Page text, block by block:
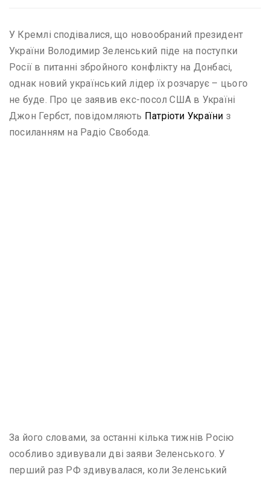
У Кремлі сподівалися, що новообраний президент
України Володимир Зеленський піде на поступки
Росії в питанні збройного конфлікту на Донбасі,
однак новий український лідер їх розчарує – цього
не буде. Про це заявив екс-посол США в Україні
Джон Гербст, повідомляють Патріоти України з
посиланням на Радіо Свобода.
За його словами, за останні кілька тижнів Росію
особливо здивували дві заяви Зеленського. У
перший раз РФ здивувалася, коли Зеленський